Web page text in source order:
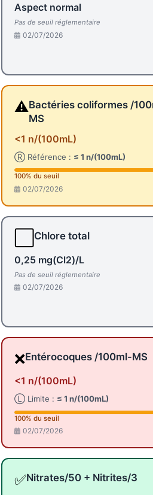
Aspect normal
Pas de seuil réglementaire
02/07/2026
⚠️Bactéries coliformes /
MS
<1 n/(100mL)
Ⓡ Référence : ≤ 1 n/(100mL)
100% du seuil
02/07/2026
Chlore total
0,25 mg(Cl2)/L
Pas de seuil réglementaire
02/07/2026
❌Entérocoques /100ml-MS
<1 n/(100mL)
Ⓛ Limite : ≤ 1 n/(100mL)
100% du seuil
02/07/2026
✅Nitrates/50 + Nitrites/3